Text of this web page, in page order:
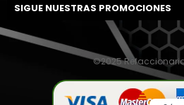
SIGUE NUESTRAS PROMOCIONES
©2025 Refaccionaria